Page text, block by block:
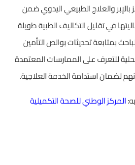
والعلاج الطبيعي اليدوي ضمن
في تقليل التكاليف الطبية طويلة
بمتابعة تحديثات بوالص التأمين
للتعرف على الممارسات المعتمدة
لضمان استدامة الخدمة العلاجية.
المركز الوطني للصحة التكميلية